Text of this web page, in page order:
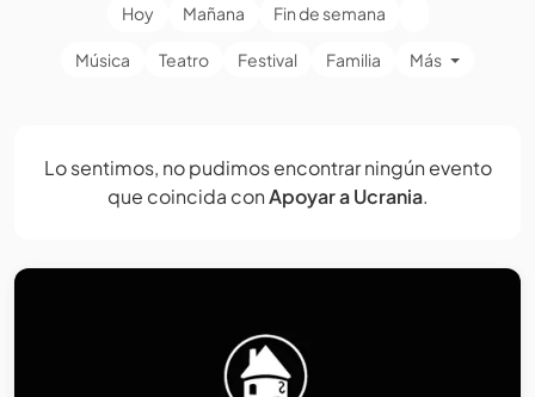
Hoy Mañana Fin de semana
Música Teatro Festival Familia Más
Lo sentimos, no pudimos encontrar ningún evento
que coincida conApoyar a Ucrania.